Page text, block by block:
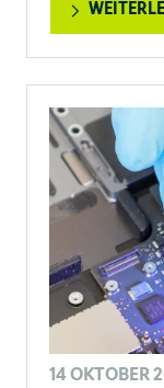
14 OKTOBER